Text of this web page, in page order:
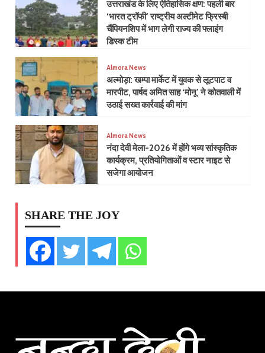
उत्तराखंड के लिए ऐतिहासिक क्षण: पहली बार
‘भारत ट्रॉफी’ राष्ट्रीय अल्टीमेट फ्रिस्बी
चैंपियनशिप में भाग लेगी राज्य की फ्लाइंग
डिस्क टीम
Almora News
​अल्मोड़ा: खम्पा मार्केट में युवक से लूटपाट व
मारपीट, पार्षद अमित साह ‘मोनू’ ने कोतवाली में
उठाई सख्त कार्रवाई की मांग
Almora News
नंदा देवी मेला-2026 में होंगे भव्य सांस्कृतिक
कार्यक्रम, प्रतियोगिताओं व स्टार नाइट से
सजेगा आयोजन
SHARE THE JOY